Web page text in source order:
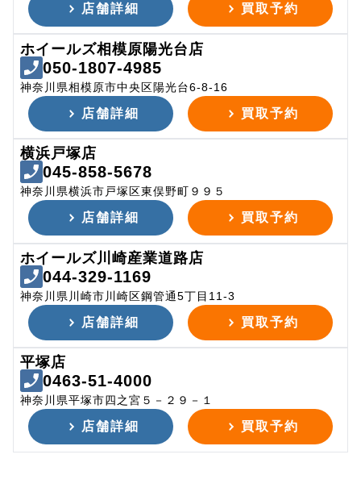
店舗詳細 買取予約
ホイールズ相模原陽光台店
050-1807-4985
神奈川県相模原市中央区陽光台6-8-16
店舗詳細 買取予約
横浜戸塚店
045-858-5678
神奈川県横浜市戸塚区東俣野町９９５
店舗詳細 買取予約
ホイールズ川崎産業道路店
044-329-1169
神奈川県川崎市川崎区鋼管通5丁目11-3
店舗詳細 買取予約
平塚店
0463-51-4000
神奈川県平塚市四之宮５－２９－１
店舗詳細 買取予約